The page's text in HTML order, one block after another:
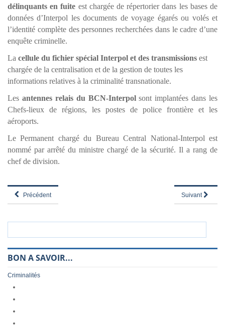
délinquants en fuite est chargée de répertorier dans les bases de
données d’Interpol les documents de voyage égarés ou volés et
l’identité complète des personnes recherchées dans le cadre d’une
enquête criminelle.
La cellule du fichier spécial Interpol et des transmissions est
chargée de la centralisation et de la gestion de toutes les
informations relatives à la criminalité transnationale.
Les antennes relais du BCN-Interpolsont implantées dans les
Chefs-lieux de régions, les postes de police frontière et les
aéroports.
Le Permanent chargé du Bureau Central National-Interpol est
nommé par arrêté du ministre chargé de la sécurité. Il a rang de
chef de division.
Précédent Suivant
BON A SAVOIR...
Criminalités